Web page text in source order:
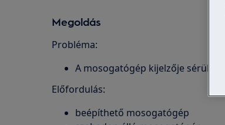
Megoldás
Probléma:
A mosogatógép kijelzője sérült
Előfordulás:
beépíthető mosogatógép